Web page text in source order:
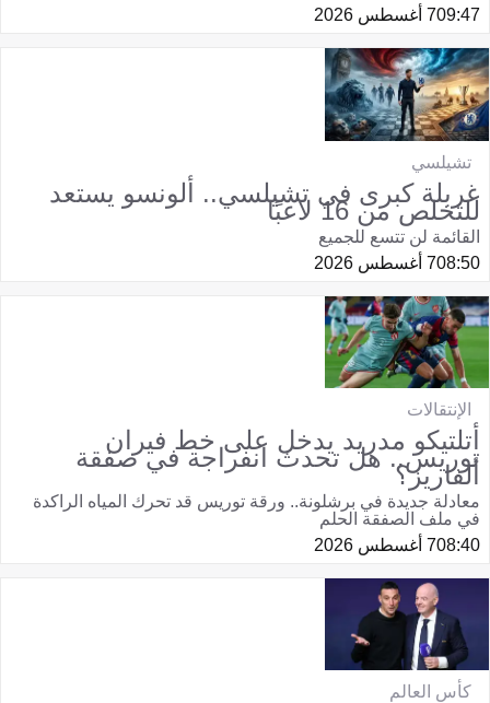
09:477 أغسطس 2026
تشيلسي
غربلة كبرى في تشيلسي.. ألونسو يستعد
للتخلص من 16 لاعبًا
القائمة لن تتسع للجميع
08:507 أغسطس 2026
الإنتقالات
أتلتيكو مدريد يدخل على خط فيران
توريس.. هل تحدث انفراجة في صفقة
ألفاريز؟
معادلة جديدة في برشلونة.. ورقة توريس قد تحرك المياه الراكدة
في ملف الصفقة الحلم
08:407 أغسطس 2026
كأس العالم